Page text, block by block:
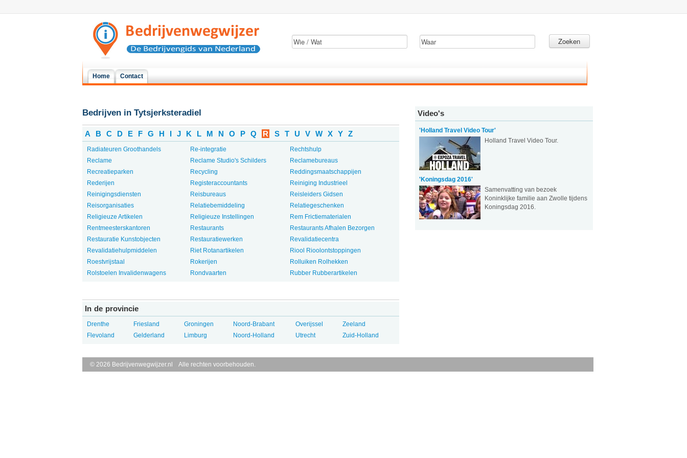
Zoeken
Home Contact
Bedrijven in Tytsjerksteradiel
A B C D E F G H I J K L M N O P Q R S T U V W X Y Z
Radiateuren Groothandels
Reclame
Recreatieparken
Rederijen
Reinigingsdiensten
Reisorganisaties
Religieuze Artikelen
Rentmeesterskantoren
Restauratie Kunstobjecten
Revalidatiehulpmiddelen
Roestvrijstaal
Rolstoelen Invalidenwagens
Re-integratie
Reclame Studio's Schilders
Recycling
Registeraccountants
Reisbureaus
Relatiebemiddeling
Religieuze Instellingen
Restaurants
Restauratiewerken
Riet Rotanartikelen
Rokerijen
Rondvaarten
Rechtshulp
Reclamebureaus
Reddingsmaatschappijen
Reiniging Industrieel
Reisleiders Gidsen
Relatiegeschenken
Rem Frictiematerialen
Restaurants Afhalen Bezorgen
Revalidatiecentra
Riool Rioolontstoppingen
Rolluiken Rolhekken
Rubber Rubberartikelen
In de provincie
Drenthe
Flevoland
Friesland
Gelderland
Groningen
Limburg
Noord-Brabant
Noord-Holland
Overijssel
Utrecht
Zeeland
Zuid-Holland
Video's
'Holland Travel Video Tour'
Holland Travel Video Tour.
'Koningsdag 2016'
Samenvatting van bezoek
Koninklijke familie aan Zwolle tijdens
Koningsdag 2016.
© 2026 Bedrijvenwegwijzer.nl Alle rechten voorbehouden.